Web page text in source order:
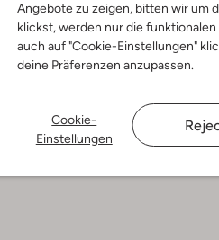
Angebote zu zeigen, bitten wir um
klickst, werden nur die
auch auf "Cookie-Einstellungen"
deine Präferenzen anzupassen.
Cookie-
Einstellungen
Tommy Hilfiger
Schnürboots
€ 189,99 € 132,99